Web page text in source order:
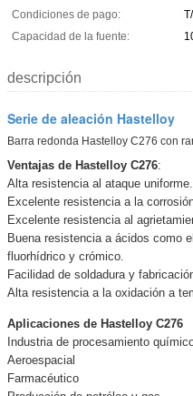
Condiciones de pago:
Capacidad de la fuente:
descripción
Serie de aleación Hastelloy
Barra redonda Hastelloy C276 con
Ventajas de Hastelloy C276:
Alta resistencia al ataque uniforme.
Excelente resistencia a la
Excelente resistencia al
Buena resistencia a ácidos como
fluorhídrico y crómico.
Facilidad de soldadura y
Alta resistencia a la oxidación a
Aplicaciones de Hastelloy C276
Industria de procesamiento
Aeroespacial
Farmacéutico